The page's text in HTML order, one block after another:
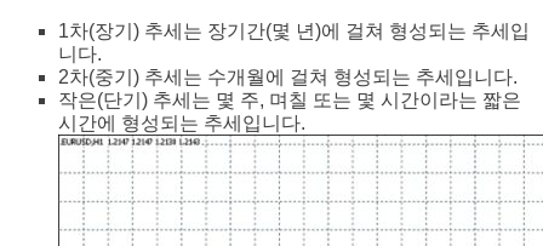
1차(장기) 추세는 장기간(몇 년)에 걸쳐 형성되는 추세입
니다.
2차(중기) 추세는 수개월에 걸쳐 형성되는 추세입니다.
작은(단기) 추세는 몇 주, 며칠 또는 몇 시간이라는 짧은
시간에 형성되는 추세입니다.